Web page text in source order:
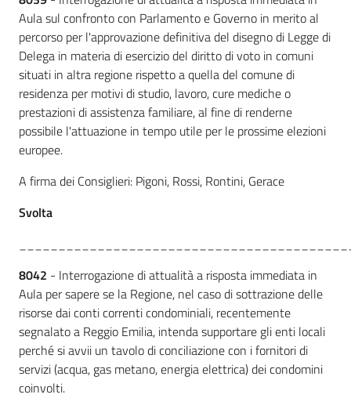
Aula sul confronto con Parlamento e Governo in merito al
percorso per l'approvazione definitiva del disegno di Legge di
Delega in materia di esercizio del diritto di voto in comuni
situati in altra regione rispetto a quella del comune di
residenza per motivi di studio, lavoro, cure mediche o
prestazioni di assistenza familiare, al fine di renderne
possibile l'attuazione in tempo utile per le prossime elezioni
europee.
A firma dei Consiglieri: Pigoni, Rossi, Rontini, Gerace
Svolta
8042 - Interrogazione di attualità a risposta immediata in
Aula per sapere se la Regione, nel caso di sottrazione delle
risorse dai conti correnti condominiali, recentemente
segnalato a Reggio Emilia, intenda supportare gli enti locali
perché si avvii un tavolo di conciliazione con i fornitori di
servizi (acqua, gas metano, energia elettrica) dei condomini
coinvolti.